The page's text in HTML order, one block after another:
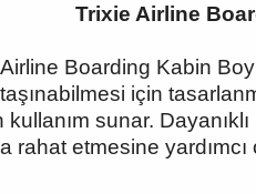
Trixie Airline
Boarding Kabin
için
kullanım sunar.
rahat etmesine